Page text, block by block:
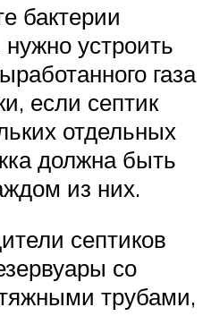
бактерии
устроить
газа
если септик
отдельных
должна быть
из них.
септиков
со
трубами,